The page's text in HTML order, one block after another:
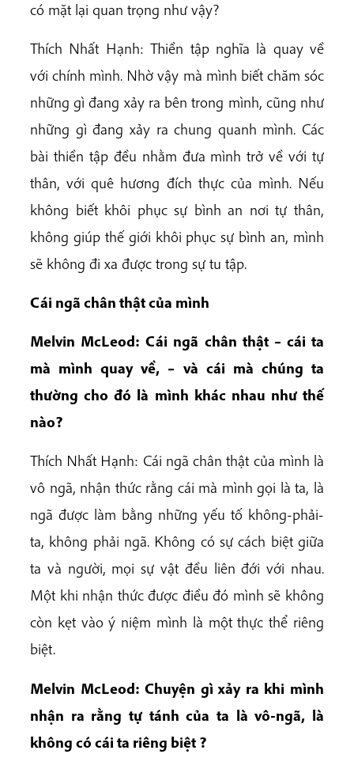
có mặt lại quan trọng như vậy?
Thích Nhất Hạnh: Thiền tập nghĩa là quay về
với chính mình. Nhờ vậy mà mình biết chăm sóc
những gì đang xảy ra bên trong mình, cũng như
những gì đang xảy ra chung quanh mình. Các
bài thiền tập đều nhằm đưa mình trở về với tự
thân, với quê hương đích thực của mình. Nếu
không biết khôi phục sự bình an nơi tự thân,
không giúp thế giới khôi phục sự bình an, mình
sẽ không đi xa được trong sự tu tập.
Cái ngã chân thật của mình
Melvin McLeod: Cái ngã chân thật – cái ta
mà mình quay về, – và cái mà chúng ta
thường cho đó là mình khác nhau như thế
nào?
Thích Nhất Hạnh: Cái ngã chân thật của mình là
vô ngã, nhận thức rằng cái mà mình gọi là ta, là
ngã được làm bằng những yếu tố không-phải-
ta, không phải ngã. Không có sự cách biệt giữa
ta và người, mọi sự vật đều liên đới với nhau.
Một khi nhận thức được điều đó mình sẽ không
còn kẹt vào ý niệm mình là một thực thể riêng
biệt.
Melvin McLeod: Chuyện gì xảy ra khi mình
nhận ra rằng tự tánh của ta là vô-ngã, là
không có cái ta riêng biệt ?